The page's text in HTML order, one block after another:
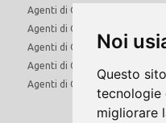
Noi
Questo
tecnologie
migliorare
Agenti di Commercio Molise
Agenti di Commercio Piemonte
Agenti di Commercio Puglia
Agenti di Commercio Sardegna
Agenti di Commercio Sicilia